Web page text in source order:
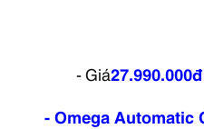
- Giá27.990.000đ
- Omega Automatic